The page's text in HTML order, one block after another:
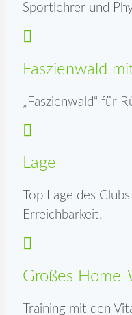
Sportlehrer und
Faszienwald
„Faszienwald“ für
Lage
Top Lage des
Erreichbarkeit!
Großes
Training mit den